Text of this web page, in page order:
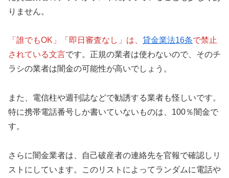
りません。
「誰でもOK」「即日審査なし」は、 貸金業法16条で禁止
されている文言です。正規の業者は使わないので、そのチ
ラシの業者は闇金の可能性が高いでしょう。
また、電信柱や週刊誌などで勧誘する業者も怪しいです。
特に携帯電話番号しか書いていないものは、100％闇金で
す。
さらに闇金業者は、自己破産者の連絡先を官報で確認しリ
ストにしています。このリストによってランダムに電話や